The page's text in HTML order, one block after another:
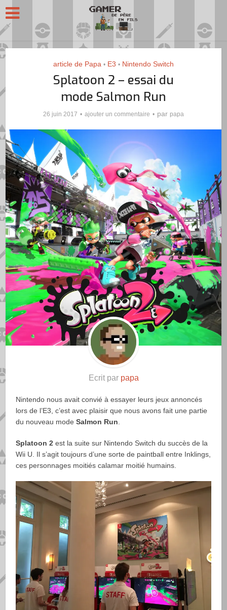
article de Papa • E3 • Nintendo Switch
Splatoon 2 – essai du
mode Salmon Run
26 juin 2017 ajouter un commentaire par papa
Ecrit par papa
Nintendo nous avait convié à essayer leurs jeux annoncés
lors de l’E3, c’est avec plaisir que nous avons fait une partie
du nouveau modeSalmon Run
Splatoon 2 est la suite sur Nintendo Switch du succès de la
Wii U. Il s’agit toujours d’une sorte de paintball entre Inklings,
ces personnages moitiés calamar moitié humains.